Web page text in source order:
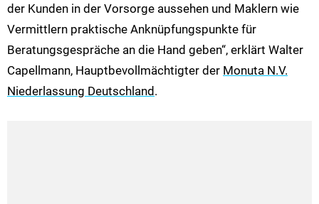
der Kunden in der Vorsorge aussehen und Maklern wie
Vermittlern praktische Anknüpfungspunkte für
Beratungsgespräche an die Hand geben“, erklärt Walter
Capellmann, Hauptbevollmächtigter der Monuta N.V.
Niederlassung Deutschland.